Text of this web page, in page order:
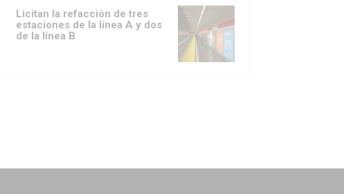
Licitan la refacción de tres
estaciones de la línea A y dos
de la línea B